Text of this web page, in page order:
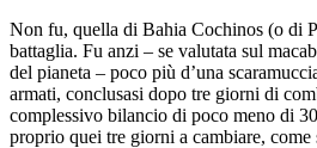
Non fu, quella di Bahia Cochinos (o di
battaglia. Fu anzi – se valutata sul
del pianeta – poco più d’una
armati, conclusasi dopo tre giorni di
complessivo bilancio di poco meno di
proprio quei tre giorni a cambiare, come